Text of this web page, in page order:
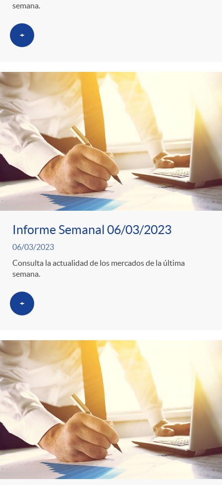
semana.
+
Informe Semanal 06/03/2023
06/03/2023
Consulta la actualidad de los mercados de la última
semana.
+